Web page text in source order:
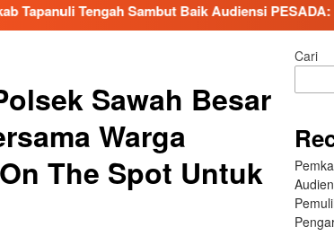
Sambut Baik Audiensi PESADA: Perkuat
Sawah Besar
Warga
The Spot Untuk
Cari